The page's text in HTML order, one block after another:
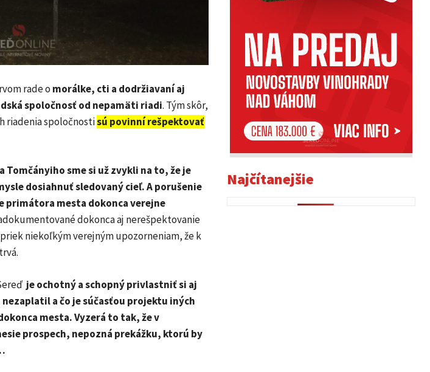
rade o morálke, cti a dodržiavaní aj
spoločnosť od nepamäti riadi. Tým skôr,
riadenia spoločnostisú povinní rešpektovať
sme si už zvykli na to, že je
dosiahnuť sledovaný cieľ. A porušenie
primátora mesta dokonca verejne
dokonca aj nerešpektovanie
niekoľkým verejným upozorneniam, že k
je ochotný a schopný privlastniť si aj
a čo je súčasťou projektu iných
mesta. Vyzerá to tak, že v
prospech, nepozná prekážku, ktorú by
Najčítanejšie